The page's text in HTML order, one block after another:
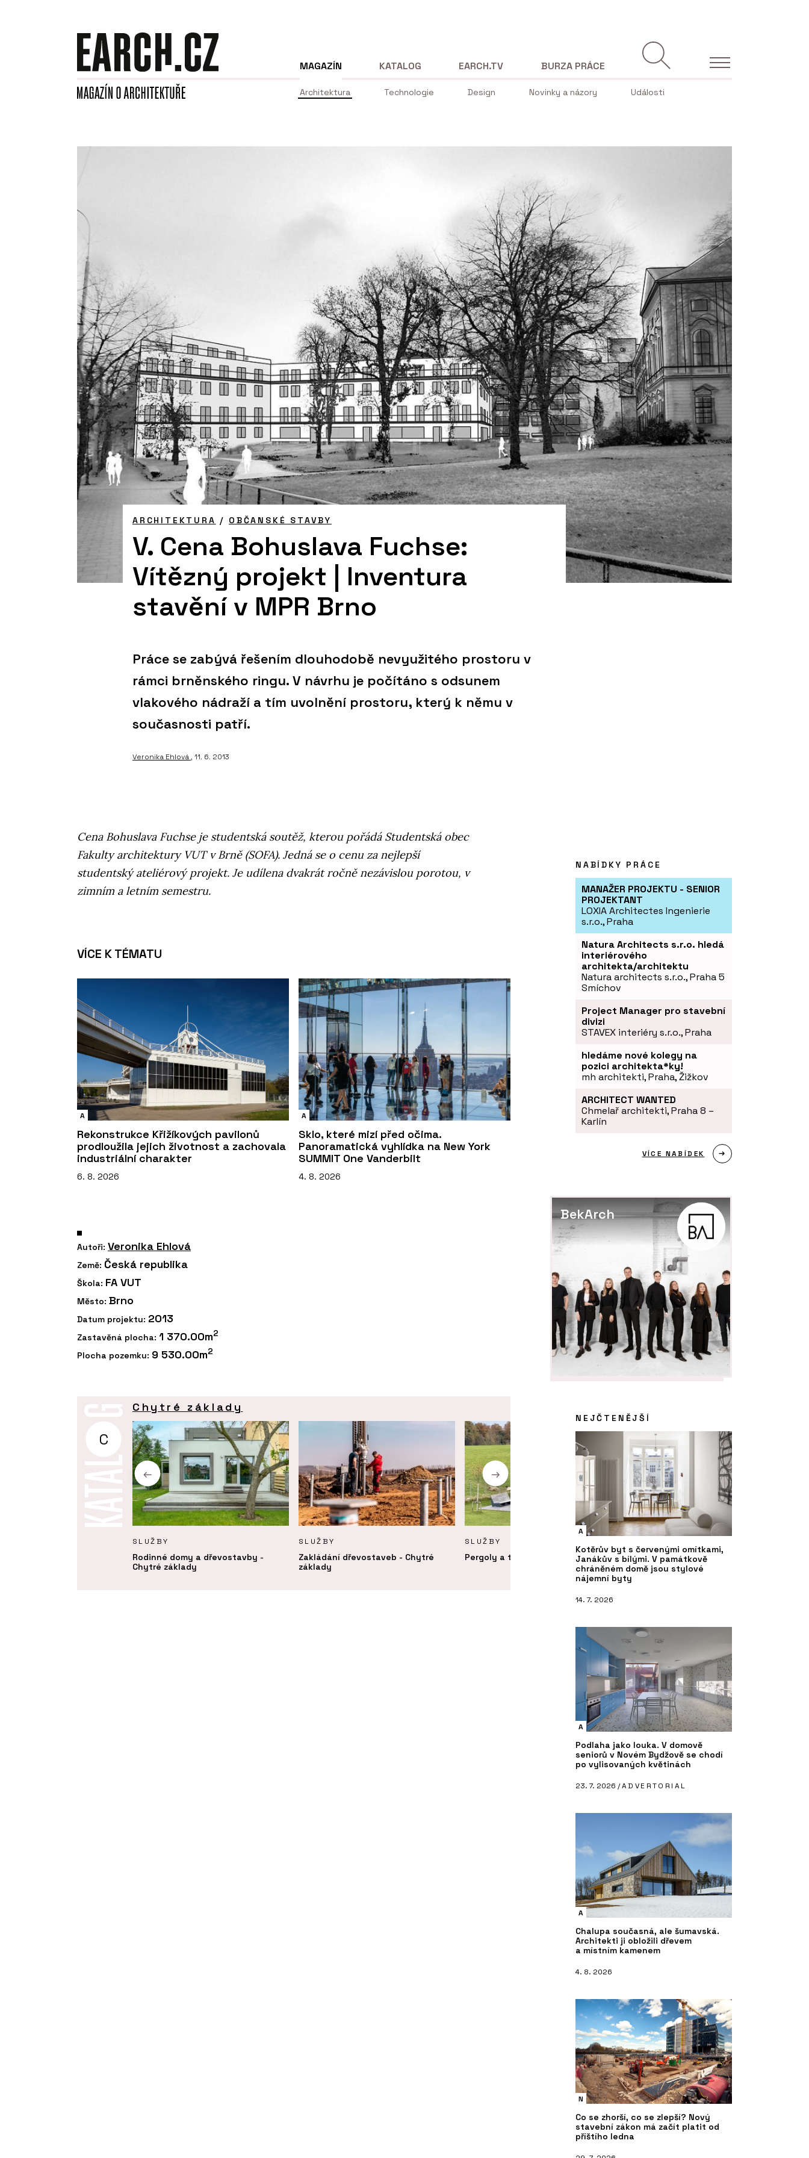
MAGAZÍN
Architektura Technologie Design Novinky a názory Události
KATALOG EARCH.TV BURZA PRÁCE
ARCHITEKTURA / OBČANSKÉ STAVBY
V. Cena Bohuslava Fuchse:
Vítězný projekt | Inventura
stavění v MPR Brno
Práce se zabývá řešením dlouhodobě nevyužitého prostoru v
rámci brněnského ringu. V návrhu je počítáno s odsunem
vlakového nádraží a tím uvolnění prostoru, který k němu v
současnosti patří.
Veronika Ehlová, 11. 6. 2013
Cena Bohuslava Fuchse je studentská soutěž, kterou pořádá Studentská obec
Fakulty architektury VUT v Brně (SOFA). Jedná se o cenu za nejlepší
studentský ateliérový projekt. Je udílena dvakrát ročně nezávislou porotou, v
zimním a letním semestru.
VÍCE K TÉMATU
A
Rekonstrukce Křižíkových pavilonů
prodloužila jejich životnost a zachovala
industriální charakter
6. 8. 2026
A
Sklo, které mizí před očima.
Panoramatická vyhlídka na New York
SUMMIT One Vanderbilt
4. 8. 2026
Autoři: Veronika Ehlová
Země: Česká republika
Škola: FA VUT
Město: Brno
Datum projektu: 2013
Zastavěná plocha: 1 370.00m2
Plocha pozemku: 9 530.00m2
C
Chytré základy
SLUŽBY
Rodinné domy a dřevostavby -
Chytré základy
SLUŽBY
Zakládání dřevostaveb - Chytré
základy
SLUŽBY
Pergoly a terasy - Chytré základy Chytré základy
NABÍDKY PRÁCE
MANAŽER PROJEKTU - SENIOR
PROJEKTANT
LOXIA Architectes Ingenierie
s.r.o., Praha
Natura Architects s.r.o. hledá
interiérového
architekta/architektu
Natura architects s.r.o., Praha 5
Smíchov
Project Manager pro stavební
divizi
STAVEX interiéry s.r.o., Praha
hledáme nové kolegy na
pozici architekta*ky!
mh architekti, Praha, Žižkov
ARCHITECT WANTED
Chmelař architekti, Praha 8 –
Karlín
VÍCE NABÍDEK
BekArch
NEJČTENĚJŠÍ
A
Kotěrův byt s červenými omítkami,
Janákův s bílými. V památkově
chráněném domě jsou stylové
nájemní byty
14. 7. 2026
A
Podlaha jako louka. V domově
seniorů v Novém Bydžově se chodí
po vylisovaných květinách
23. 7. 2026 /ADVERTORIAL
A
Chalupa současná, ale šumavská.
Architekti ji obložili dřevem
a místním kamenem
4. 8. 2026
N
Co se zhorší, co se zlepší? Nový
stavební zákon má začít platit od
příštího ledna